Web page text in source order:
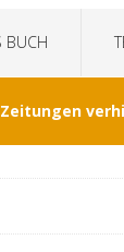
BUCH
Zeitungen
„Die